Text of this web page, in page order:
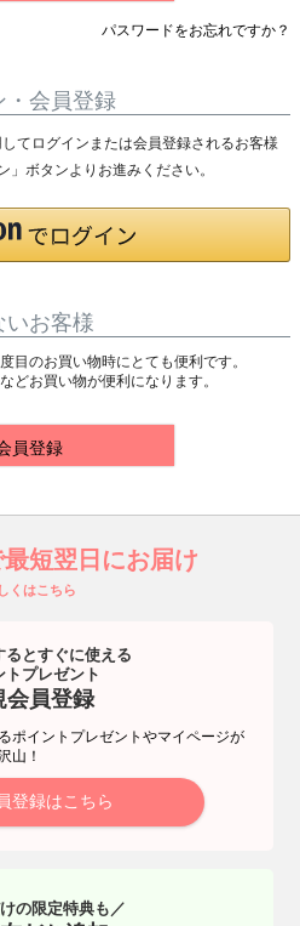
パスワードをお忘れですか？
・会員登録
てログインまたは会員登録されるお客様
ボタンよりお進みください。
いお客様
目のお買い物時にとても便利です。
どお買い物が便利になります。
員登録
短翌日にお届け
くはこちら
るとすぐに使える
トプレゼント
会員登録
ポイントプレゼントやマイページが
山！
登録はこちら
の限定特典も／